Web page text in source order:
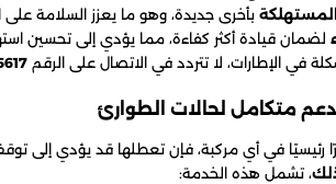
المستهلكة بأخرى جديدة، وهو ما يعزز السلامة على
لضمان قيادة أكثر كفاءة، مما يؤدي إلى تحسين
في الإطارات، لا تتردد في الاتصال على الرقم
رئيسيًا في أي مركبة، فإن تعطلها قد يؤدي إلى
، تشمل هذه الخدمة: